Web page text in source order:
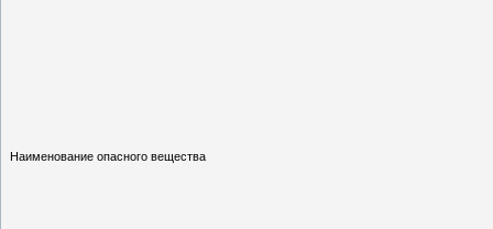
Наименование опасного вещества